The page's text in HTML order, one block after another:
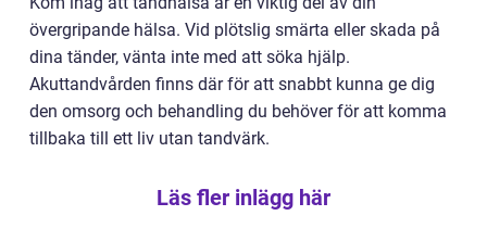
övergripande hälsa. Vid plötslig smärta eller skada på
dina tänder, vänta inte med att söka hjälp.
Akuttandvården finns där för att snabbt kunna ge dig
den omsorg och behandling du behöver för att komma
tillbaka till ett liv utan tandvärk.
Läs fler inlägg här